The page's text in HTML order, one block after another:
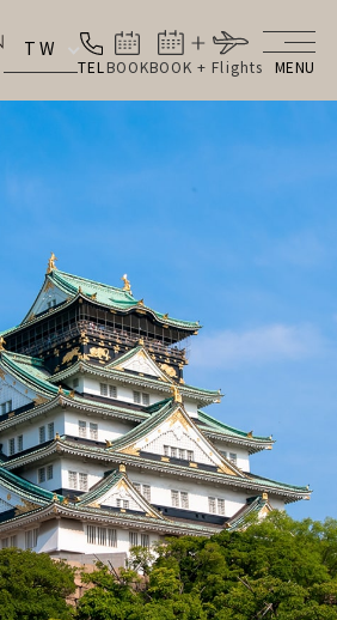
TW
TEL BOOKBOOK + Flights MENU